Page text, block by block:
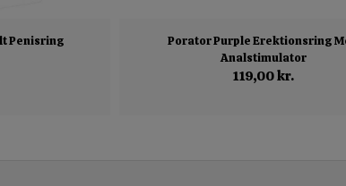
Penisring
Porator Purple Erektionsring
Analstimulator
119,00 kr.